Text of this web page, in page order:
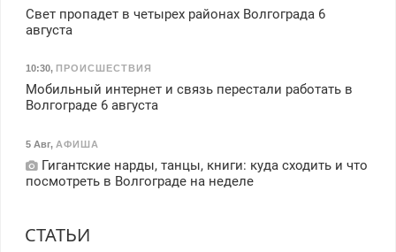
Свет пропадет в четырех районах Волгограда 6
августа
10:30, ПРОИСШЕСТВИЯ
Мобильный интернет и связь перестали работать в
Волгограде 6 августа
5 Авг, АФИША
Гигантские нарды, танцы, книги: куда сходить и что
посмотреть в Волгограде на неделе
СТАТЬИ